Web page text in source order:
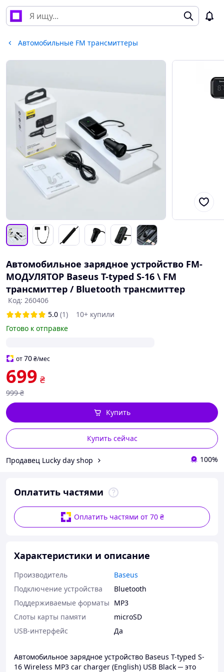
Автомобильные FM трансмиттеры
Автомобильное зарядное устройство FM-
МОДУЛЯТОР Baseus T-typed S-16 \ FM
трансмиттер / Bluetooth трансмиттер
Код: 260406
5.0 (1)
10+ купили
Готово к отправке
от70₴/мес
699 ₴
999 ₴
Купить сейчас
Купить
Продавец Lucky day shop 100%
Оплатить частями
Оплатить частями от 70 ₴
Характеристики и описание
Производитель
Baseus
Подключение устройства
Bluetooth
Поддерживаемые форматы MP3
Слоты карты памяти
microSD
USB-интерфейс
Да
Автомобильное зарядное устройство Baseus T-typed S-
16 Wireless MP3 car charger (English) USB Black ─ это